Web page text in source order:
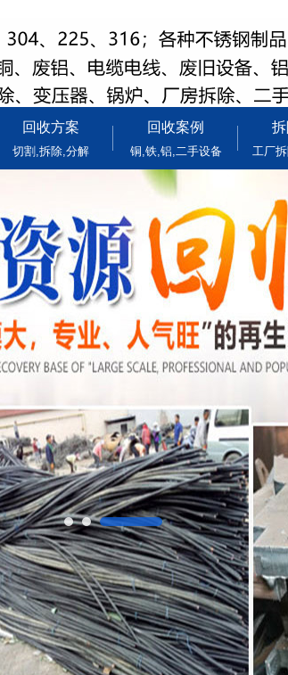
回收方案
切割,拆除,分解
回收案例
铜,铁,铝,二手设备 工厂